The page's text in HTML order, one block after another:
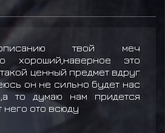
твой меч
хороший,наверное это
ценный предмет вдруг
он не сильно будет нас
то думаю нам придется
него ото всюду